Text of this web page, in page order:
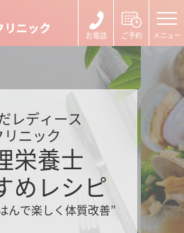
レディース
リニック
栄養士
めレシピ
んで楽しく体質改善”